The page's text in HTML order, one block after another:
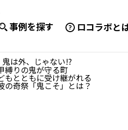
事例を探す ロコラボと
鬼は外、じゃない!?
縛りの鬼が守る町
もとともに受け継がれる
の奇祭「鬼こそ」とは？